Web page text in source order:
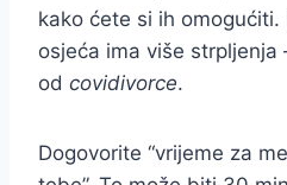
kako ćete si ih
osjeća ima više strpljenja
od covidivorce.
Dogovorite “vrijeme za